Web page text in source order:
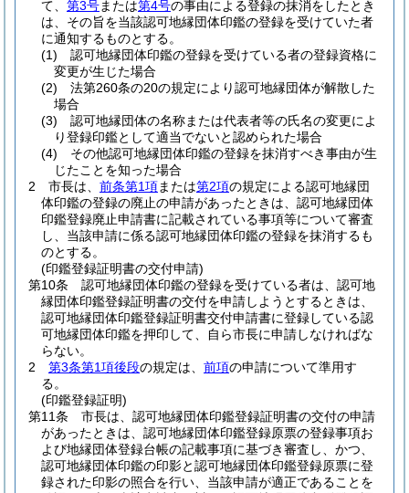
て、 第3号または第4号の事由による登録の抹消をしたとき
は、その旨を当該認可地縁団体印鑑の登録を受けていた者
に通知するものとする。
(1)
認可地縁団体印鑑の登録を受けている者の登録資格に
変更が生じた場合
(2)
法第260条の20の規定により認可地縁団体が解散した
場合
(3)
認可地縁団体の名称または代表者等の氏名の変更によ
り登録印鑑として適当でないと認められた場合
(4)
その他認可地縁団体印鑑の登録を抹消すべき事由が生
じたことを知った場合
2
市長は、 前条第1項または第2項の規定による認可地縁団
体印鑑の登録の廃止の申請があったときは、認可地縁団体
印鑑登録廃止申請書に記載されている事項等について審査
し、当該申請に係る認可地縁団体印鑑の登録を抹消するも
のとする。
(印鑑登録証明書の交付申請)
第10条
認可地縁団体印鑑の登録を受けている者は、認可地
縁団体印鑑登録証明書の交付を申請しようとするときは、
認可地縁団体印鑑登録証明書交付申請書に登録している認
可地縁団体印鑑を押印して、自ら市長に申請しなければな
らない。
2
第3条第1項後段の規定は、 前項の申請について準用す
る。
(印鑑登録証明)
第11条
市長は、認可地縁団体印鑑登録証明書の交付の申請
があったときは、認可地縁団体印鑑登録原票の登録事項お
よび地縁団体登録台帳の記載事項に基づき審査し、かつ、
認可地縁団体印鑑の印影と認可地縁団体印鑑登録原票に登
録された印影の照合を行い、当該申請が適正であることを